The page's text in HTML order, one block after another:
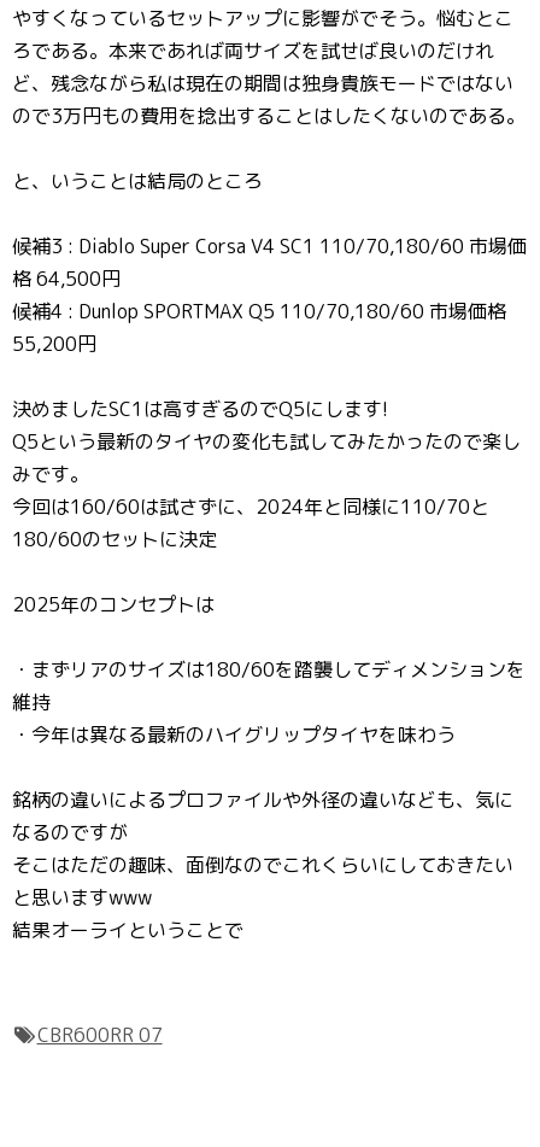
やすくなっているセットアップに影響がでそう。悩むとこ
ろである。本来であれば両サイズを試せば良いのだけれ
ど、残念ながら私は現在の期間は独身貴族モードではない
ので3万円もの費用を捻出することはしたくないのである。
と、いうことは結局のところ
候補3 : Diablo Super Corsa V4 SC1 110/70,180/60 市場価
格 64,500円
候補4 : Dunlop SPORTMAX Q5 110/70,180/60 市場価格
55,200円
決めましたSC1は高すぎるのでQ5にします!
Q5という最新のタイヤの変化も試してみたかったので楽し
みです。
今回は160/60は試さずに、2024年と同様に110/70と
180/60のセットに決定
2025年のコンセプトは
・まずリアのサイズは180/60を踏襲してディメンションを
維持
・今年は異なる最新のハイグリップタイヤを味わう
銘柄の違いによるプロファイルや外径の違いなども、気に
なるのですが
そこはただの趣味、面倒なのでこれくらいにしておきたい
と思いますwww
結果オーライということで
CBR600RR 07